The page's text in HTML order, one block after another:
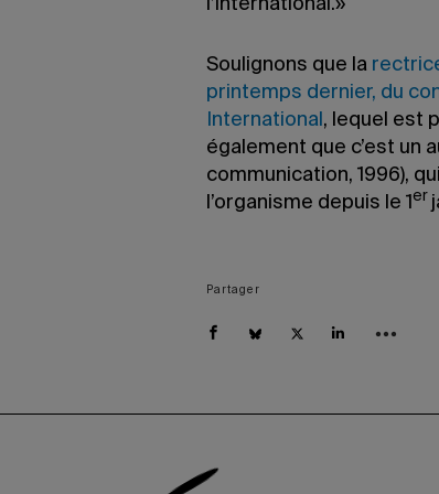
l’international.»
Soulignons que la
printemps dernier, du
International , lequel est
également que c’est un
communication, 1996),
l’organisme depuis le 1 er
Partager